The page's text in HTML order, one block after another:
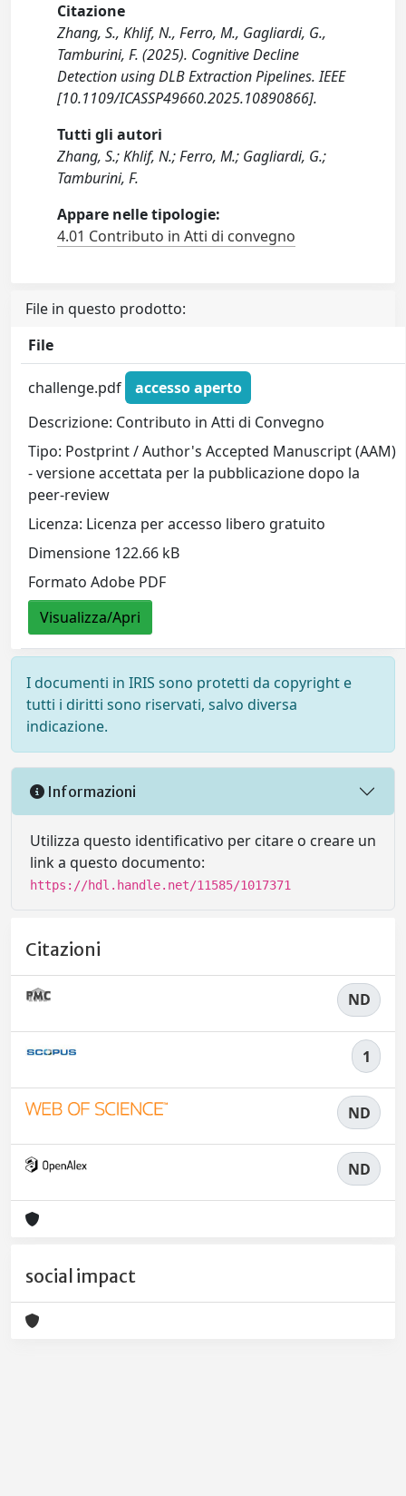
Citazione
Zhang, S., Khlif, N., Ferro, M., Gagliardi, G.,
Tamburini, F. (2025). Cognitive Decline
Detection using DLB Extraction Pipelines. IEEE
[10.1109/ICASSP49660.2025.10890866].
Tutti gli autori
Zhang, S.; Khlif, N.; Ferro, M.; Gagliardi, G.;
Tamburini, F.
Appare nelle tipologie:
4.01 Contributo in Atti di convegno
File in questo prodotto:
File
challenge.pdf
accesso aperto
Descrizione: Contributo in Atti di Convegno
Tipo: Postprint / Author's Accepted Manuscript (AAM)
- versione accettata per la pubblicazione dopo la
peer-review
Licenza: Licenza per accesso libero gratuito
Dimensione 122.66 kB
Formato Adobe PDF
Visualizza/Apri
I documenti in IRIS sono protetti da copyright e
tutti i diritti sono riservati, salvo diversa
indicazione.
Informazioni
Utilizza questo identificativo per citare o creare un
link a questo documento:
https://hdl.handle.net/11585/1017371
Citazioni
ND
1
ND
ND
social impact